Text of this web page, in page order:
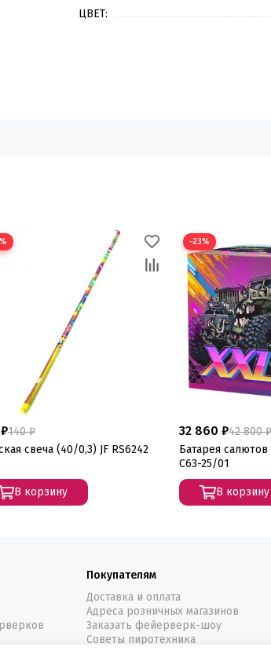
ЦВЕТ:
140 ₽
свеча (40/0,3) JF RS6242
В корзину
−23%
32 860 ₽42 800
Батарея салютов
C63-25/01
В корзину
Покупателям
Доставка и оплата
Адреса розничных магазинов
Заказать фейерверк-шоу
Советы пиротехника